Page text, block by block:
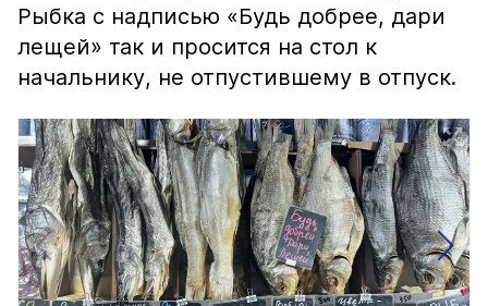
Рыбка с надписью «Будь добрее, дари
лещей» так и просится на стол к
начальнику, не отпустившему в отпуск.